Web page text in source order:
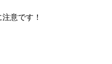
意です！